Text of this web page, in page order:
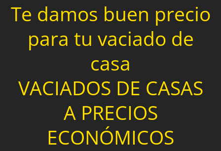
Te damos buen precio
para tu vaciado de
casa
VACIADOS DE CASAS
A PRECIOS
ECONÓMICOS